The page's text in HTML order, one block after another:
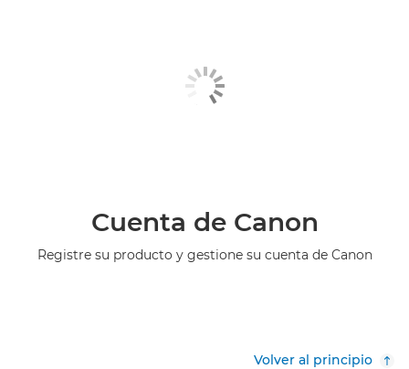
Cuenta de Canon
Registre su producto y gestione su cuenta de Canon
Volver al principio